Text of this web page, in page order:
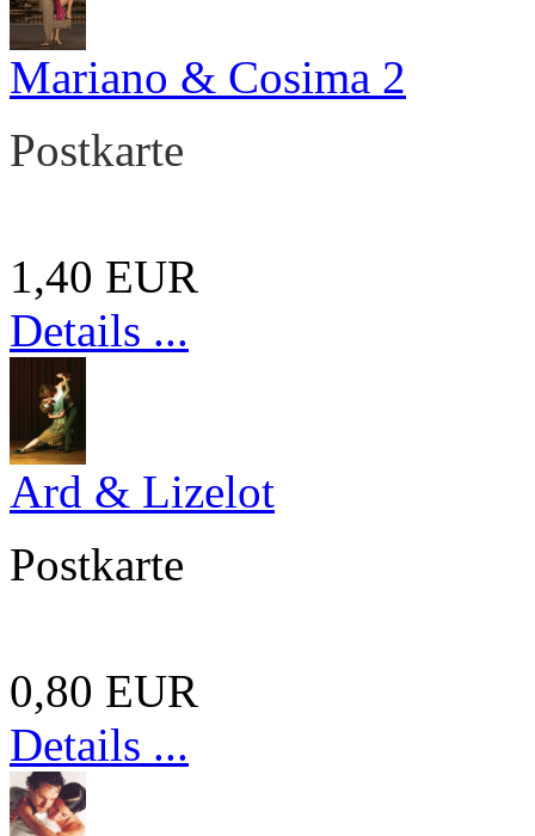
Mariano & Cosima 2
Postkarte
1,40 EUR
Details ...
Ard & Lizelot
Postkarte
0,80 EUR
Details ...